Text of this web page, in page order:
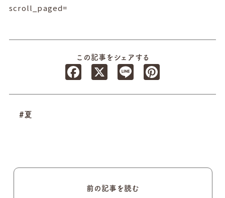
scroll_paged=
この記事をシェアする
Facebook
Line
#夏
前の記事を読む